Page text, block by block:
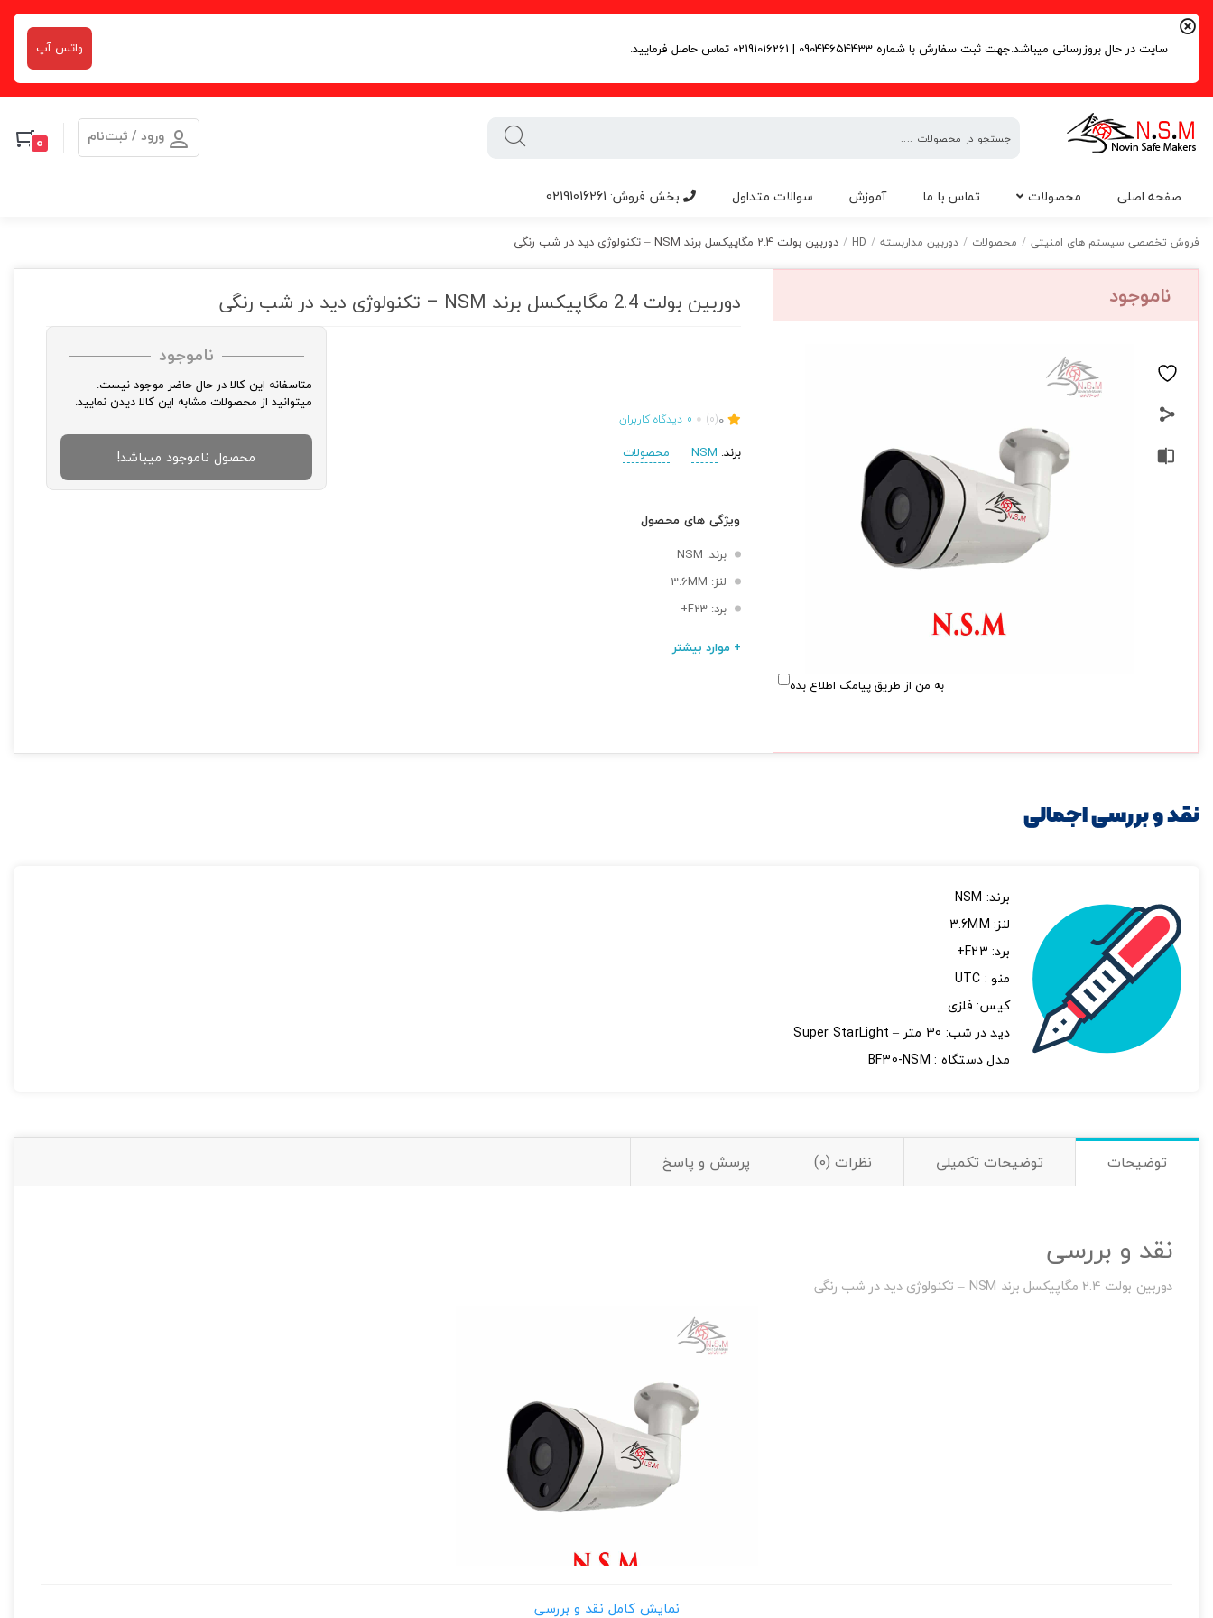
سایت در حال بروزرسانی میباشد.جهت ثبت سفارش با شماره 09044654433 | 02191016261 تماس حاصل فرمایید. واتس آپ
تخصصی
های
امنیتی
ورود / ثبت‌نام 0
صفحه اصلی محصولات تماس با ما آموزش سوالات متداول بخش فروش: 02191016261
فروش تخصصی سیستم های امنیتی / محصولات / دوربین مداربسته /
HD
/ دوربین بولت 2.4 مگاپیکسل برند NSM – تکنولوژی دید در شب رنگی
ناموجود
به من از طریق پیامک اطلاع بده
دوربین بولت 2.4 مگاپیکسل برند NSM – تکنولوژی دید در شب رنگی
ناموجود
متاسفانه این کالا در حال حاضر موجود نیست.
میتوانید از محصولات مشابه این کالا دیدن نمایید.
محصول ناموجود میباشد!
0
(0)
0 دیدگاه کاربران
برند: NSM محصولات
ویژگی های محصول
برند: NSM
لنز: 3.6MM
برد: F23+
+ موارد بیشتر
نقد و بررسی اجمالی
برند: NSM
لنز: 3.6MM
برد: F23+
منو : UTC
کیس: فلزی
دید در شب: 30 متر – Super StarLight
مدل دستگاه : BF30-NSM
توضیحات توضیحات تکمیلی نظرات (0) پرسش و پاسخ
نقد و بررسی
دوربین بولت 2.4 مگاپیکسل برند NSM – تکنولوژی دید در شب رنگی
نمایش کامل نقد و بررسی
به من از طریق پیامک اطلاع بده
تصاویر رسمی